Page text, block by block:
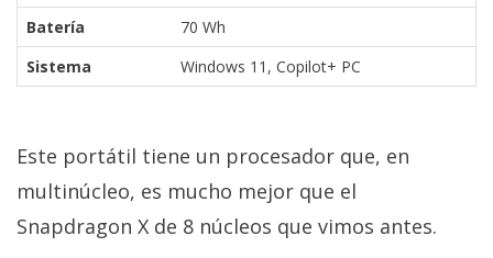
Batería
70 Wh
Sistema
Windows 11, Copilot+ PC
Este portátil tiene un procesador que, en
multinúcleo, es mucho mejor que el
Snapdragon X de 8 núcleos que vimos antes.